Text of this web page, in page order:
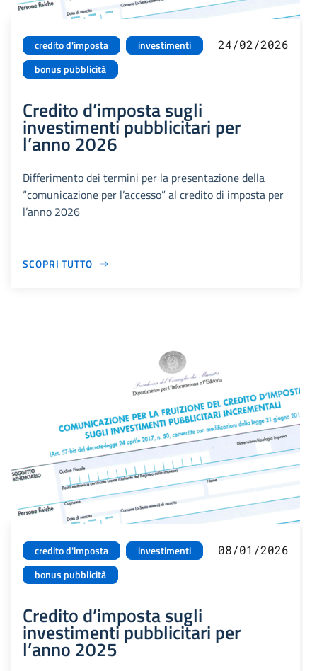
credito d'imposta
investimenti
bonus pubblicità
24/02/2026
Credito d’imposta sugli
investimenti pubblicitari per
l’anno 2026
Differimento dei termini per la presentazione della
“comunicazione per l’accesso” al credito di imposta per
l’anno 2026
SCOPRI TUTTO
credito d'imposta
investimenti
bonus pubblicità
08/01/2026
Credito d’imposta sugli
investimenti pubblicitari per
l’anno 2025